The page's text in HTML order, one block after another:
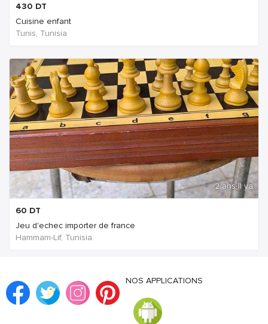
430 DT
Cuisine enfant
Tunis, Tunisia
2 ans Il ya
60 DT
Jeu d'echec importer de france
Hammam-Lif, Tunisia
NOS APPLICATIONS